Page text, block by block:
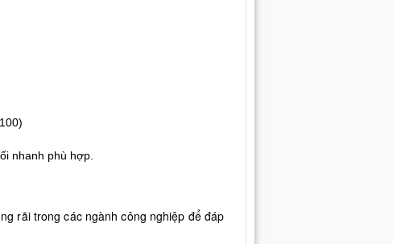
nhanh phù hợp.
rãi trong các ngành công nghiệp để đáp